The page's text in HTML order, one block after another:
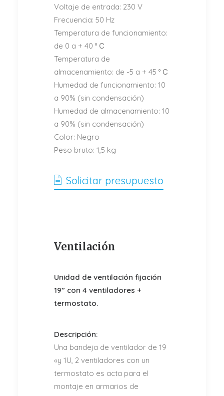
Voltaje de entrada: 230 V
Frecuencia: 50 Hz
Temperatura de funcionamiento:
de 0 a + 40 ° С
Temperatura de
almacenamiento: de -5 a + 45 ° С
Humedad de funcionamiento: 10
a 90% (sin condensación)
Humedad de almacenamiento: 10
a 90% (sin condensación)
Color: Negro
Peso bruto: 1,5 kg
Solicitar presupuesto
Ventilación
Unidad de ventilación fijación
19” con 4 ventiladores +
termostato.
Descripción:
Una bandeja de ventilador de 19
«y 1U, 2 ventiladores con un
termostato es acta para el
montaje en armarios de